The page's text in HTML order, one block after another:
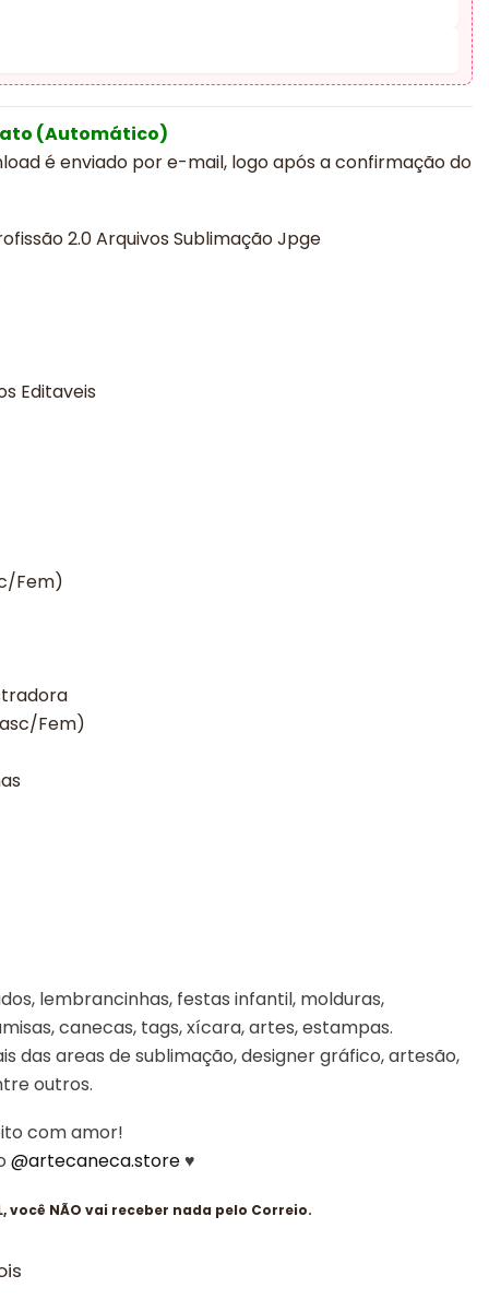
(Automático)
é enviado por e-mail, logo após a confirmação do
2.0 Arquivos Sublimação Jpge
Editaveis
Fem)
Fem)
lembrancinhas, festas infantil, molduras,
canecas, tags, xícara, artes, estampas.
das areas de sublimação, designer gráfico, artesão,
outros.
com amor!
@artecaneca.store♥
você NÃO vai receber nada pelo Correio.